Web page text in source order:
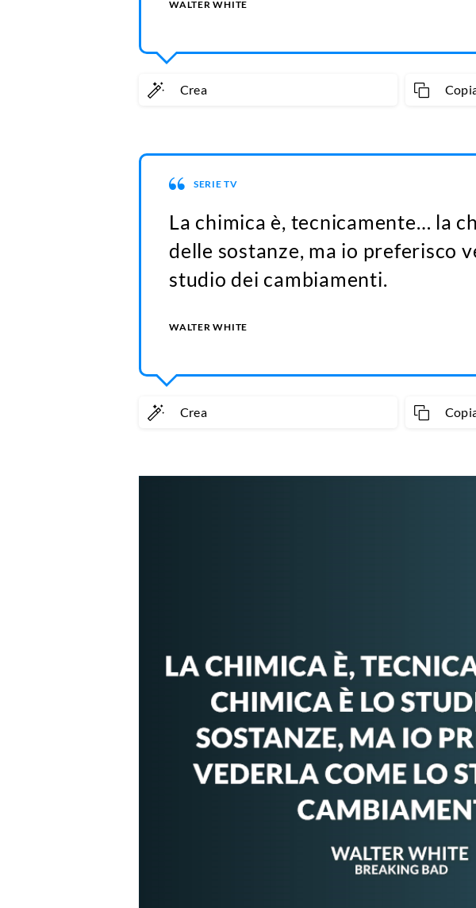
WALTER WHITE
Crea
SERIE TV
La chimica è, tecnicamente… la
delle sostanze, ma io preferisco
studio dei cambiamenti.
WALTER WHITE
Crea